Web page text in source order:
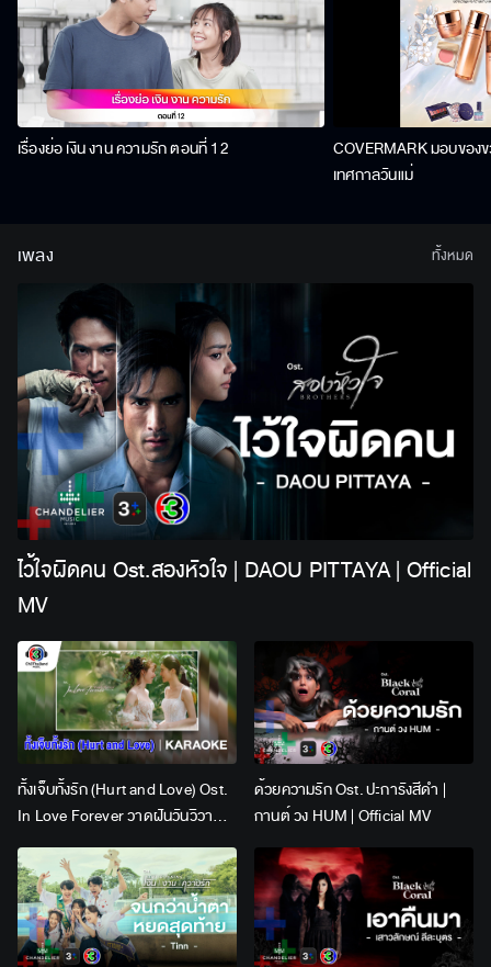
เรื่องย่อ เงิน งาน ความรัก ตอนที่ 12
COVERMARK มอบขอ
เทศกาลวันแม่
เพลง
ไว้ใจผิดคน Ost.สองหัวใจ | DAOU PITTAYA | Official
MV
ทั้งเจ็บทั้งรัก (Hurt and Love) Ost.
In Love Forever วาดฝันวันวิวาห์ |
Lingling Kwong x Orm
Kornnaphat | Official Karaoke
ด้วยความรัก Ost. ปะการังสีดำ |
กานต์ วง HUM | Official MV
ทั้งหมด